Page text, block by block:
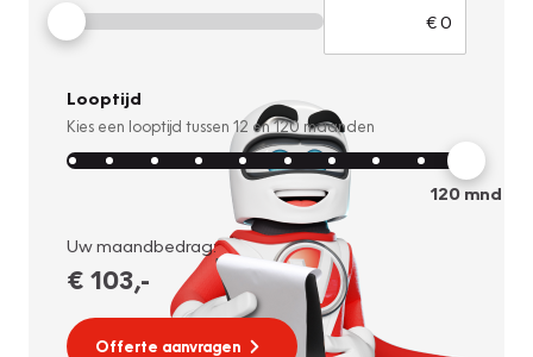
Looptijd
Kies een looptijd tussen 12 en120 maanden
120mnd
Uw maandbedrag:
€ 103,-
Offerte aanvragen